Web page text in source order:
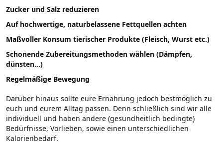
Zucker und Salz reduzieren
Auf hochwertige, naturbelassene Fettquellen achten
Maßvoller Konsum tierischer Produkte (Fleisch, Wurst etc.)
Schonende Zubereitungsmethoden wählen (Dämpfen,
dünsten…)
Regelmäßige Bewegung
Darüber hinaus sollte eure Ernährung jedoch bestmöglich zu
euch und eurem Alltag passen. Denn schließlich sind wir alle
individuell und haben andere (gesundheitlich bedingte)
Bedürfnisse, Vorlieben, sowie einen unterschiedlichen
Kalorienbedarf.